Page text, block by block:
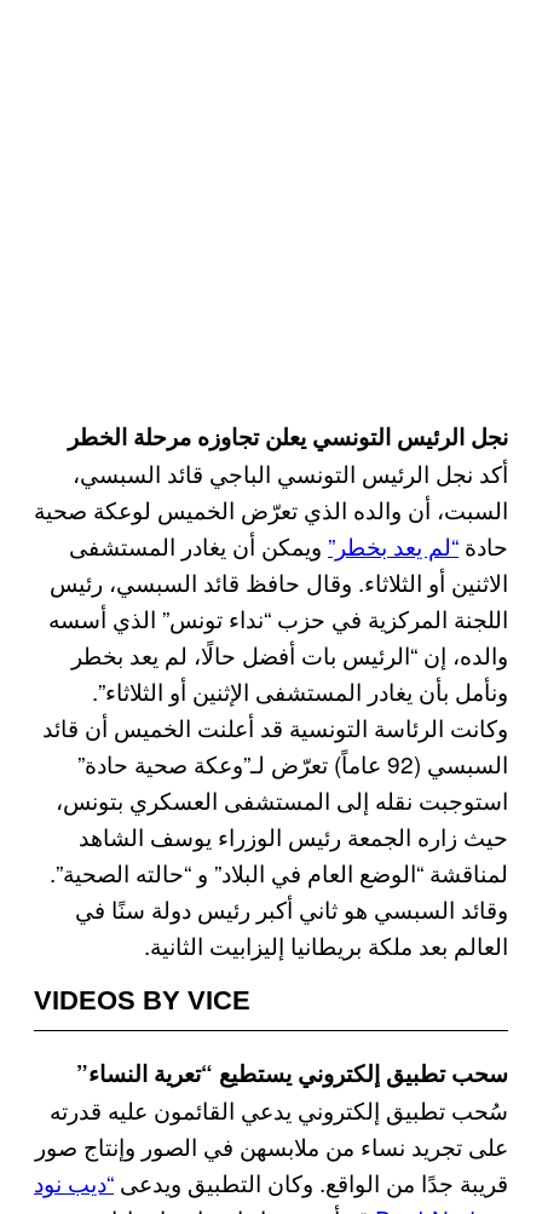
نجل الرئيس التونسي يعلن تجاوزه مرحلة الخطر
أكد نجل الرئيس التونسي الباجي قائد السبسي،
السبت، أن والده الذي تعرّض الخميس لوعكة صحية
حادة “لم يعد بخطر” ويمكن أن يغادر المستشفى
الاثنين أو الثلاثاء. وقال حافظ قائد السبسي، رئيس
اللجنة المركزية في حزب “نداء تونس” الذي أسسه
والده، إن “الرئيس بات أفضل حالًا، لم يعد بخطر
ونأمل بأن يغادر المستشفى الإثنين أو الثلاثاء”.
وكانت الرئاسة التونسية قد أعلنت الخميس أن قائد
السبسي (92 عاماً) تعرّض لـ”وعكة صحية حادة”
استوجبت نقله إلى المستشفى العسكري بتونس،
حيث زاره الجمعة رئيس الوزراء يوسف الشاهد
لمناقشة “الوضع العام في البلاد” و “حالته الصحية”.
وقائد السبسي هو ثاني أكبر رئيس دولة سنًا في
العالم بعد ملكة بريطانيا إليزابيت الثانية.
VIDEOS BY VICE
سحب تطبيق إلكتروني يستطيع “تعرية النساء”
سُحب تطبيق إلكتروني يدعي القائمون عليه قدرته
على تجريد نساء من ملابسهن في الصور وإنتاج صور
قريبة جدًا من الواقع. وكان التطبيق ويدعى “ديب نود